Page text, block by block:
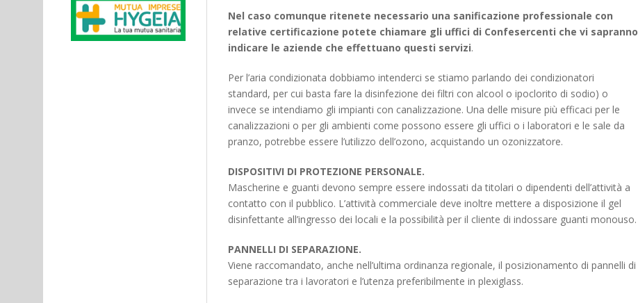
Nel caso comunque ritenete necessario una sanificazione professionale con
relative certificazione potete chiamare gli uffici di Confesercenti che vi sapranno
indicare le aziende che effettuano questi servizi.
Per l’aria condizionata dobbiamo intenderci se stiamo parlando dei condizionatori
standard, per cui basta fare la disinfezione dei filtri con alcool o ipoclorito di sodio) o
invece se intendiamo gli impianti con canalizzazione. Una delle misure più efficaci per le
canalizzazioni o per gli ambienti come possono essere gli uffici o i laboratori e le sale da
pranzo, potrebbe essere l’utilizzo dell’ozono, acquistando un ozonizzatore.
DISPOSITIVI DI PROTEZIONE PERSONALE.
Mascherine e guanti devono sempre essere indossati da titolari o dipendenti dell’attività a
contatto con il pubblico. L’attività commerciale deve inoltre mettere a disposizione il gel
disinfettante all’ingresso dei locali e la possibilità per il cliente di indossare guanti monouso.
PANNELLI DI SEPARAZIONE.
Viene raccomandato, anche nell’ultima ordinanza regionale, il posizionamento di pannelli di
separazione tra i lavoratori e l’utenza preferibilmente in plexiglass.